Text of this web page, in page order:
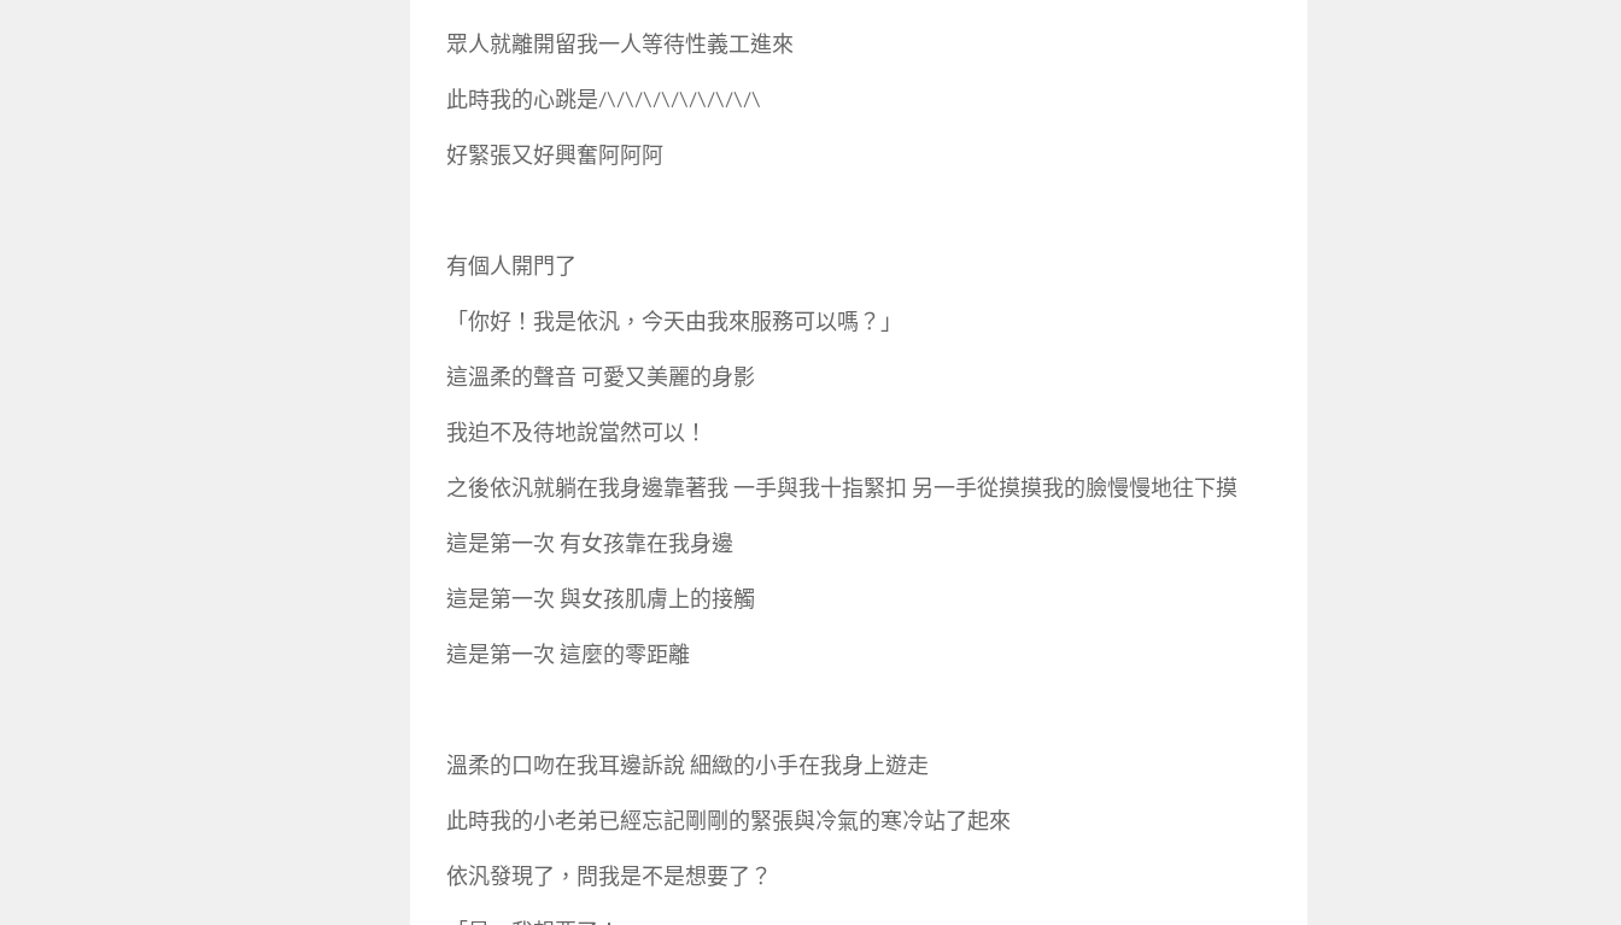
眾人就離開留我一人等待性義工進來
此時我的心跳是/\/\/\/\/\/\/\/\/\
好緊張又好興奮阿阿阿
有個人開門了
「你好！我是依汎，今天由我來服務可以嗎？」
這溫柔的聲音 可愛又美麗的身影
我迫不及待地說當然可以！
之後依汎就躺在我身邊靠著我 一手與我十指緊扣 另一手從摸摸我的臉慢慢地往下摸
這是第一次 有女孩靠在我身邊
這是第一次 與女孩肌膚上的接觸
這是第一次 這麼的零距離
溫柔的口吻在我耳邊訴說 細緻的小手在我身上遊走
此時我的小老弟已經忘記剛剛的緊張與冷氣的寒冷站了起來
依汎發現了，問我是不是想要了？